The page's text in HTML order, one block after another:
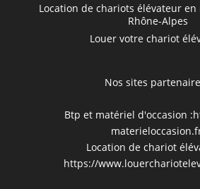
Location de chariots élévateur
Rhône-Alpes
Louer votre chariot
Nos sites
Btp et matériel d'occasion :
Location de chariot
https://